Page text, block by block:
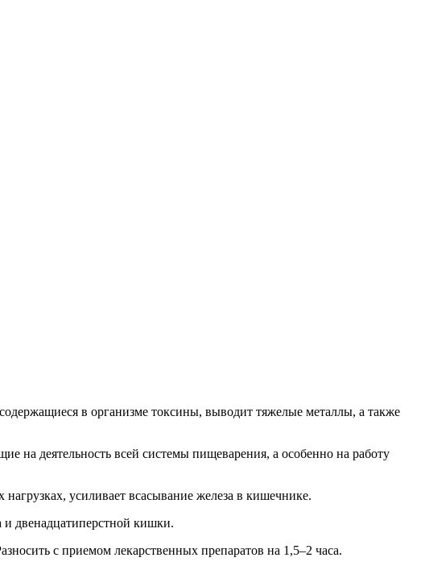
в организме токсины, выводит тяжелые металлы, а также
на деятельность всей системы пищеварения, а особенно на работу
усиливает всасывание железа в кишечнике.
и двенадцатиперстной кишки.
с приемом лекарственных препаратов на 1,5–2 часа.